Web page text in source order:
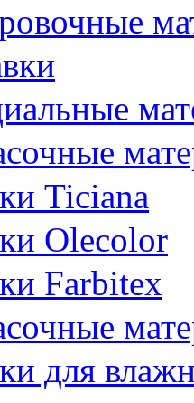
Ticiana
Olecolor
Farbitex
для